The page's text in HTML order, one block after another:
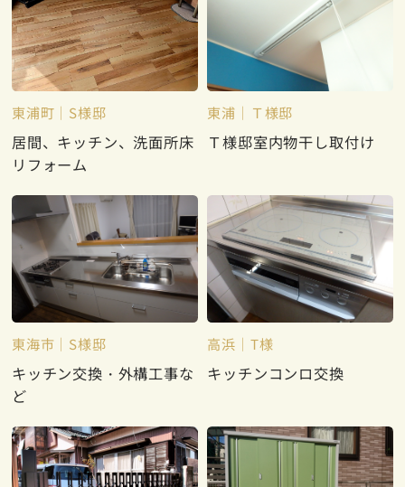
東浦町 S様邸
居間、キッチン、洗面所床
リフォーム
東浦 Ｔ様邸
Ｔ様邸室内物干し取付け
東海市 S様邸
キッチン交換・外構工事な
ど
高浜 T様
キッチンコンロ交換